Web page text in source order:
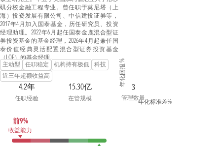
矶分校金融工程专业。曾任职于莫尼塔（上
海）投资发展有限公司、中信建投证券等，
2017年4月加入国泰基金，历任研究员、投资
经理助理。2022年6月起任国泰金鹿混合型证
券投资基金的基金经理，2026年4月起兼任国
泰价值经典灵活配置混合型证券投资基金
（LOF）的基金经理。
主动型
任职稳定 机构持有极低
科技
近三年超额收益高
4.2年
任职经验
15.30亿
在管规模
3
管理数量
前9%
收益能力
年化回报 %
年化标准差%